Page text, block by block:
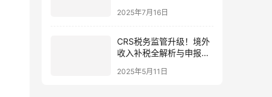
析
2025年7月16日
CRS税务监管升级！境外
收入补税全解析与申报指
2025年5月11日